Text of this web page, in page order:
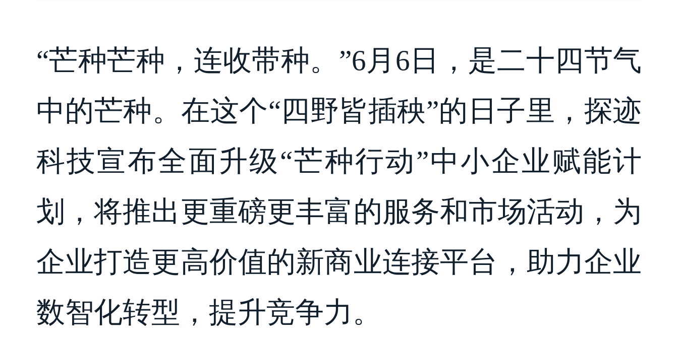
“芒种芒种，连收带种。”6月6日，是二十四节气
中的芒种。在这个“四野皆插秧”的日子里，探迹
科技宣布全面升级“芒种行动”中小企业赋能计
划，将推出更重磅更丰富的服务和市场活动，为
企业打造更高价值的新商业连接平台，助力企业
数智化转型，提升竞争力。